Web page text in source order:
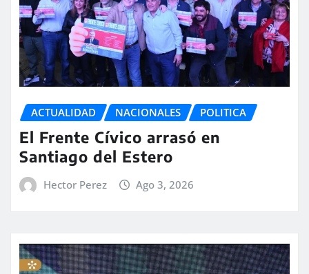
ACTUALIDAD NACIONALES POLITICA
El Frente Cívico arrasó en
Santiago del Estero
Hector Perez Ago 3, 2026